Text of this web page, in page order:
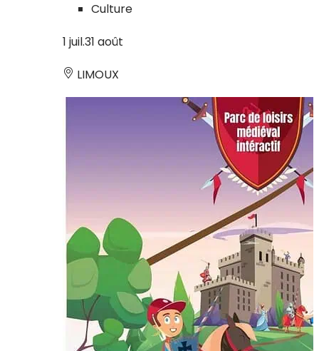
Culture
1 juil.31 août
LIMOUX